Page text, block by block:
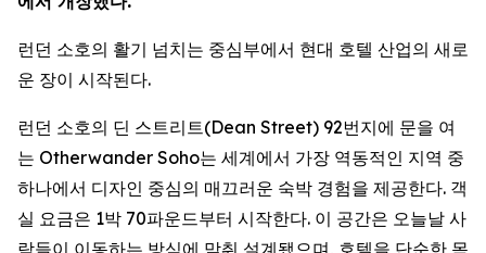
런던 소호의 활기 넘치는 중심부에서 현대 호텔 산업의 새로
운 장이 시작된다.
런던 소호의 딘 스트리트(Dean Street) 92번지에 문을 여
는 Otherwander Soho는 세계에서 가장 역동적인 지역 중
하나에서 디자인 중심의 매끄러운 숙박 경험을 제공한다. 객
실 요금은 1박 70파운드부터 시작한다. 이 공간은 오늘날 사
람들이 이동하는 방식에 맞춰 설계됐으며, 호텔을 단순한 목